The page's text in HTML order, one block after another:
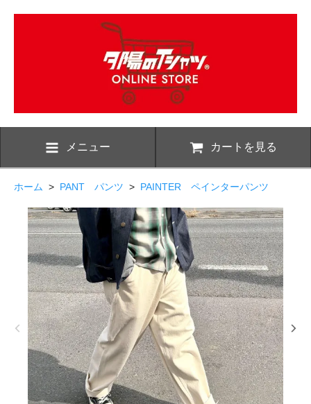
メニュー カートを見る
ホーム > PANT パンツ > PAINTER ペインターパンツ